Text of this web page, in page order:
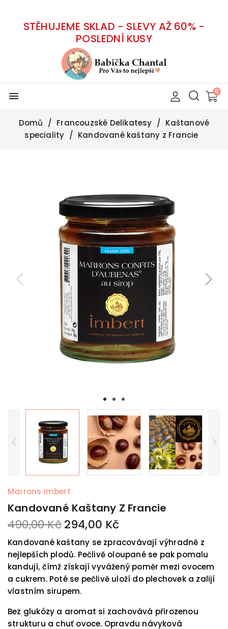
STĚHUJEME SKLAD - SLEVY AŽ 60% -
POSLEDNÍ KUSY
menu
Domů Francouzské Delikatesy
Kaštanové
speciality
Kandované kaštany z Francie
Marrons Imbert
Kandované Kaštany Z Francie
490,00 Kč294,00 Kč
Kandované kaštany se zpracovávají výhradně z
nejlepších plodů. Pečlivě oloupané se pak pomalu
kandují, čímž získají vyvážený poměr mezi ovocem
a cukrem. Poté se pečlivě uloží do plechovek a zalijí
vlastním sirupem.
Bez glukózy a aromat si zachovává přirozenou
strukturu a chuť ovoce. Opravdu návyková